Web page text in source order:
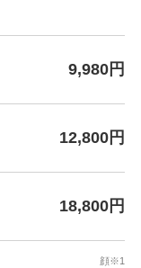
9,980円
12,800円
18,800円
顔※1